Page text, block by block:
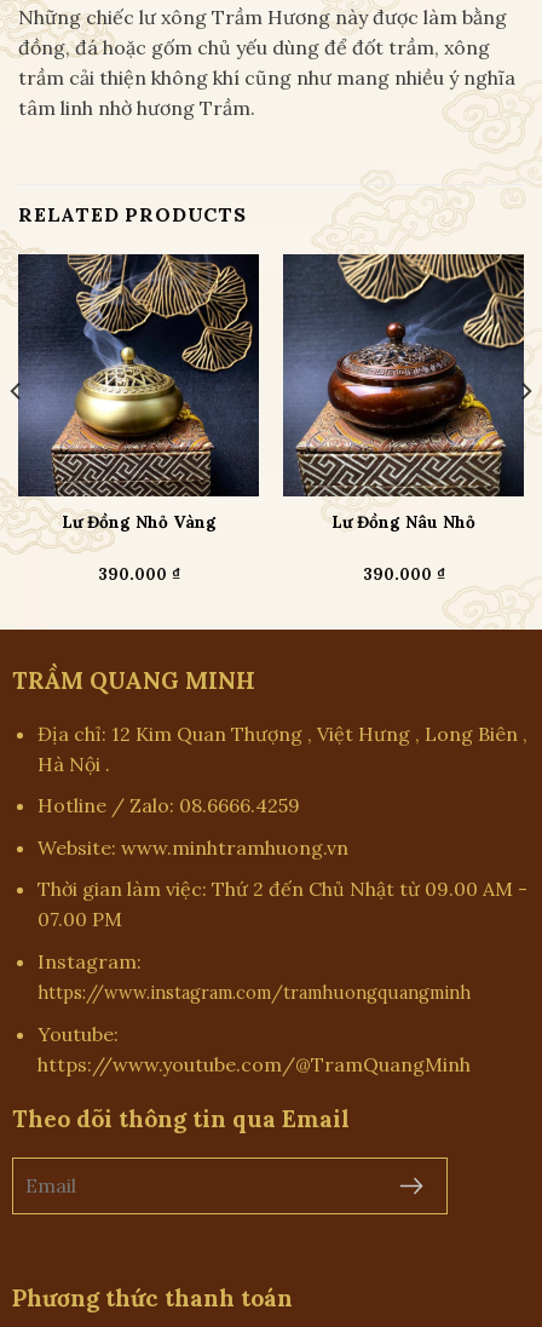
Những chiếc lư xông Trầm Hương này được làm bằng
đồng, đá hoặc gốm chủ yếu dùng để đốt trầm, xông
trầm cải thiện không khí cũng như mang nhiều ý nghĩa
tâm linh nhờ hương Trầm.
RELATED PRODUCTS
Lư Đồng Nhỏ Vàng
390.000 ₫
Lư Đồng Nâu Nhỏ
390.000 ₫
TRẦM QUANG MINH
Địa chỉ: 12 Kim Quan Thượng , Việt Hưng , Long Biên ,
Hà Nội .
Hotline / Zalo: 08.6666.4259
Website: www.minhtramhuong.vn
Thời gian làm việc: Thứ 2 đến Chủ Nhật từ 09.00 AM -
07.00 PM
Instagram:
https://www.instagram.com/tramhuongquangminh
Youtube:
https://www.youtube.com/@TramQuangMinh
Theo dõi thông tin qua Email
Phương thức thanh toán